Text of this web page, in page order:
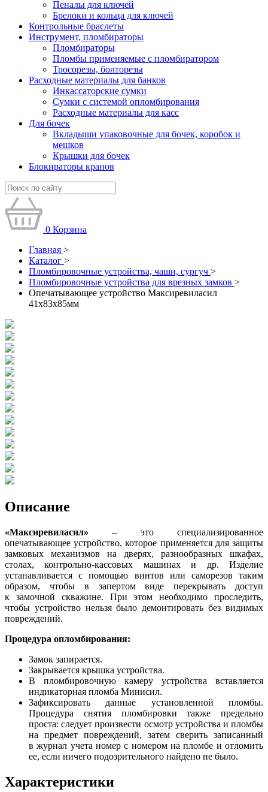
Пеналы для ключей
Брелоки и кольца для ключей
Контрольные браслеты
Инструмент, пломбираторы
Пломбираторы
Пломбы применяемые с пломбиратором
Тросорезы, болторезы
Расходные материалы для банков
Инкассаторские сумки
Сумки с системой опломбирования
Расходные материалы для касс
Для бочек
Вкладыши упаковочные для бочек, коробок и
мешков
Крышки для бочек
Блокираторы кранов
0 Корзина
Главная >
Каталог >
Пломбировочные устройства, чаши, сургуч >
Пломбировочные устройства для врезных замков >
Опечатывающее устройство Максиревиласил
41х83х85мм
Описание
«Максиревиласил» – это специализированное
опечатывающее устройство, которое применяется для защиты
замковых механизмов на дверях, разнообразных шкафах,
столах, контрольно-кассовых машинах и др. Изделие
устанавливается с помощью винтов или саморезов таким
образом, чтобы в запертом виде перекрывать доступ
к замочной скважине. При этом необходимо проследить,
чтобы устройство нельзя было демонтировать без видимых
повреждений.
Процедура опломбирования:
Замок запирается.
Закрывается крышка устройства.
В пломбировочную камеру устройства вставляется
индикаторная пломба Минисил.
Зафиксировать данные установленной пломбы.
Процедура снятия пломбировки также предельно
проста: следует произвести осмотр устройства и пломбы
на предмет повреждений, затем сверить записанный
в журнал учета номер с номером на пломбе и отломить
ее, если ничего подозрительного найдено не было.
Характеристики